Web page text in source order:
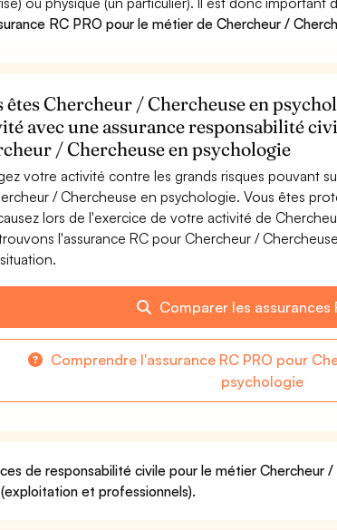
RC PRO pour le métier de Chercheur /
êtes Chercheur / Chercheuse en
avec une assurance responsabilité
/ Chercheuse en psychologie
votre activité contre les grands risques pouvant
/ Chercheuse en psychologie. Vous êtes
lors de l'exercice de votre activité de
l'assurance RC pour Chercheur /
Comparer les assurances
Comprendre l'assurance RC PRO pour
psychologie
de responsabilité civile pour le métier Chercheur
et professionnels).